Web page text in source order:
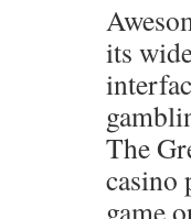
its
The
casino
game